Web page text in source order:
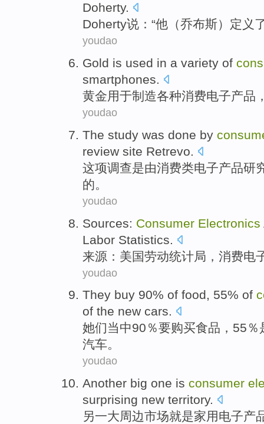
Doherty.
Doherty说：“他 （乔布斯） 定义
youdao
Gold is used in a variety of
smartphones.
黄金用于制造各种消费电子产品
youdao
The study was done by
review site Retrevo.
这项调查是由消费类电子产品研
的。
youdao
Sources: Consumer Electronics
Labor Statistics
来源 ： 美国劳动统计局 ， 消费电
youdao
They buy 90% of food, 55% of
of the new cars.
她们当中90％要购买食品 ，55％
汽车。
youdao
Another big one is consumer
surprising new territory.
另一大周边市场就是家用电子产